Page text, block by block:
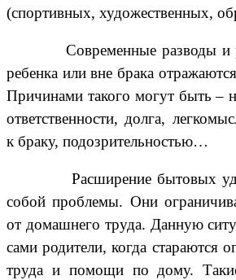
(спортивных, художественных,
Современные разводы и
ребенка или вне брака
Причинами такого могут быть –
ответственности, долга,
к браку, подозрительностью…
Расширение бытовых
собой проблемы. Они
от домашнего труда. Данную
сами родители, когда стараются
труда и помощи по дому.